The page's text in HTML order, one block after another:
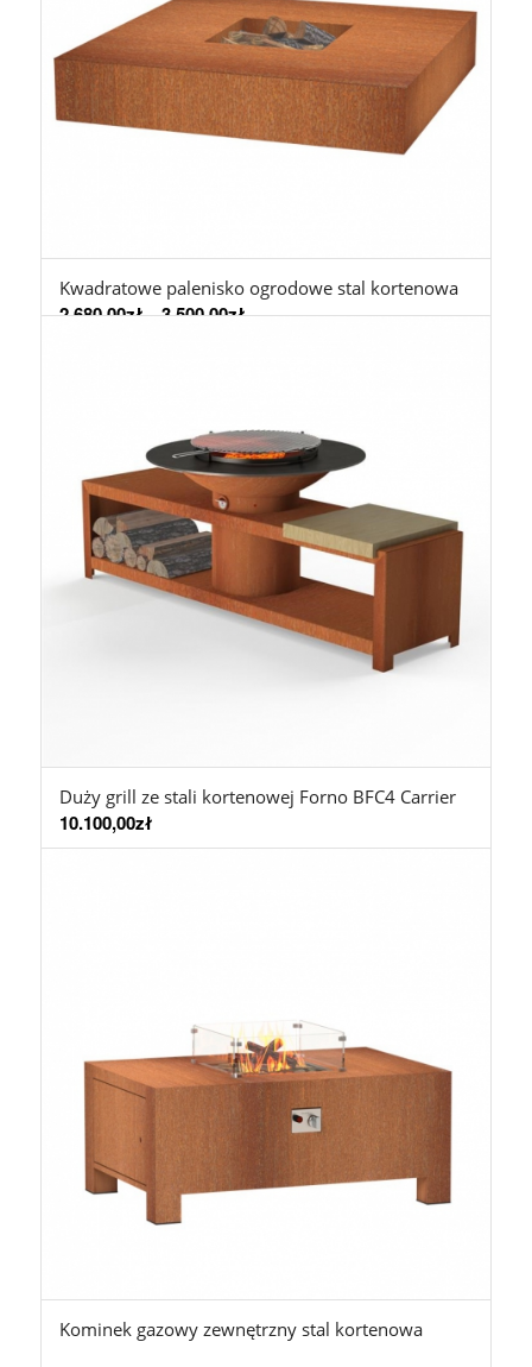
Kwadratowe palenisko ogrodowe stal kortenowa
2.680,00zł–3.500,00zł
Duży grill ze stali kortenowej Forno BFC4 Carrier
10.100,00zł
Kominek gazowy zewnętrzny stal kortenowa